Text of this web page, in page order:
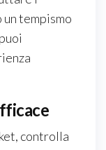
tempismo
controlla